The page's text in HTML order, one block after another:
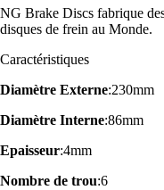
NG Brake Discs fabrique
disques de frein au Monde.
Caractéristiques
Diamètre Externe:230mm
Diamètre Interne:86mm
Epaisseur:4mm
Nombre de trou:6